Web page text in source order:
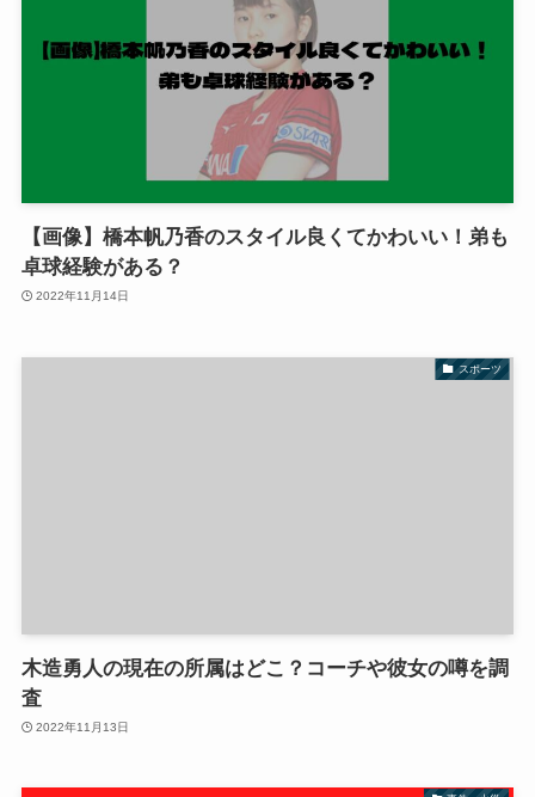
【画像】橋本帆乃香のスタイル良くてかわいい！弟も
卓球経験がある？
2022年11月14日
スポーツ
木造勇人の現在の所属はどこ？コーチや彼女の噂を調
査
2022年11月13日